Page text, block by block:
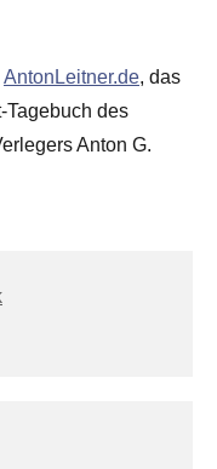
AntonLeitner.de, das
Tagebuch des
Anton G.